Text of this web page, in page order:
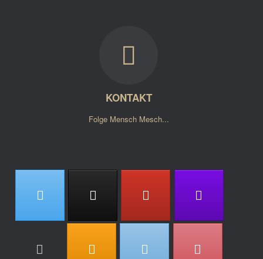
KONTAKT
Folge Mensch Mesch...